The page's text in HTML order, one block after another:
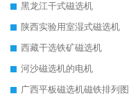
黑龙江干式磁选机
陕西实验用室湿式磁选机
西藏干选铁矿磁选机
河沙磁选机的电机
广西平板磁选机磁铁排列图